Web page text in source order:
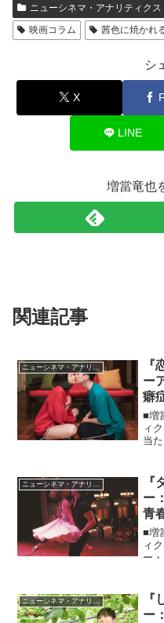
ニューシネマ・アナリティクス
映画コラム
茜色に焼かれ
シ
X
LINE
増當竜也
関連記事
『
ー
癖
の
■増
ィ
当
ー
の
ニューシネマ・アナリティクス
『
ー
青
跡
■増
ィ
ー
二
と
ニューシネマ・アナリティクス
『
ー